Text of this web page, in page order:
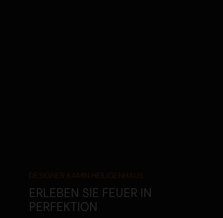
DESIGNER KAMIN HEILI­GENHAUS
ERLEBEN SIE FEUER IN
PERFEKTION